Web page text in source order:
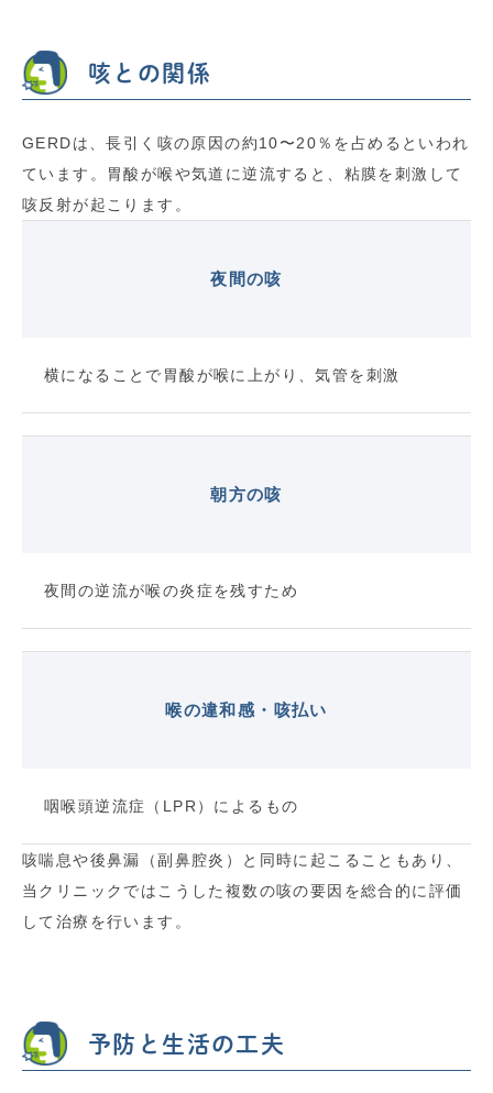
咳との関係
GERDは、長引く咳の原因の約10〜20％を占めるといわれ
ています。胃酸が喉や気道に逆流すると、粘膜を刺激して
咳反射が起こります。
夜間の咳
横になることで胃酸が喉に上がり、気管を刺激
朝方の咳
夜間の逆流が喉の炎症を残すため
喉の違和感・咳払い
咽喉頭逆流症（LPR）によるもの
咳喘息や後鼻漏（副鼻腔炎）と同時に起こることもあり、
当クリニックではこうした複数の咳の要因を総合的に評価
して治療を行います。
予防と生活の工夫